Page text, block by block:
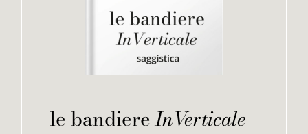
le bandiereInVerticale